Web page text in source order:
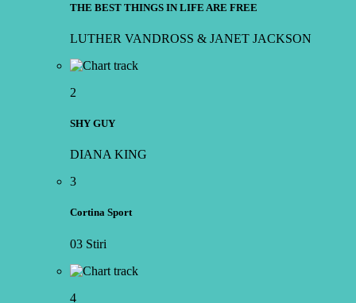
THE BEST THINGS IN LIFE ARE FREE
LUTHER VANDROSS & JANET JACKSON
2
SHY GUY
DIANA KING
3
Cortina Sport
03 Stiri
4